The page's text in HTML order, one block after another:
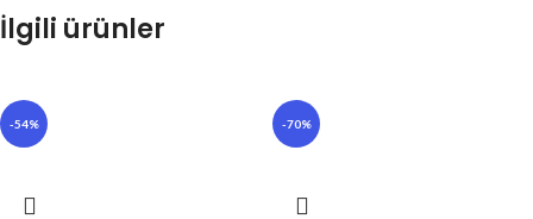
İlgili ürünler
-54% -70%